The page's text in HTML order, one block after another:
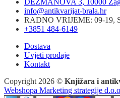
info@antikvarijat-brala.hr
RADNO VRIJEME: 09-19,
+3851 484-6149
Dostava
Uvjeti prodaje
Kontakt
Copyright 2026 © Knjižara i
Webshopa Marketing strategije